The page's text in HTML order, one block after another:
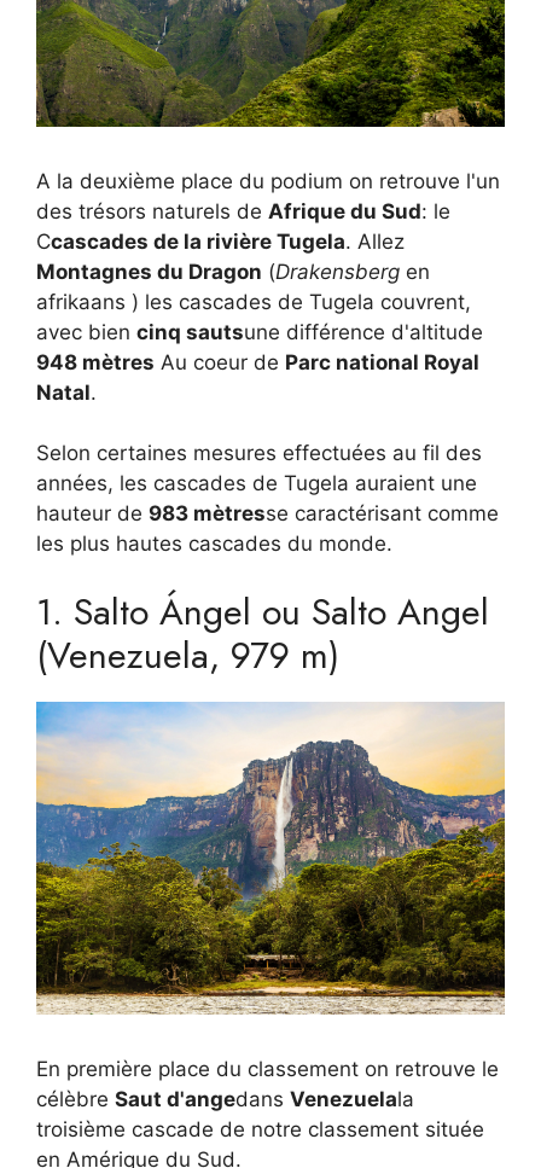
A la deuxième place du podium on retrouve l'un
des trésors naturels de Afrique du Sud: le
Ccascades de la rivière Tugela. Allez
Montagnes du Dragon (Drakensberg en
afrikaans ) les cascades de Tugela couvrent,
avec bien cinq sautsune différence d'altitude
948 mètres Au coeur de Parc national Royal
Natal.
Selon certaines mesures effectuées au fil des
années, les cascades de Tugela auraient une
hauteur de 983 mètresse caractérisant comme
les plus hautes cascades du monde.
1. Salto Ángel ou Salto Angel
(Venezuela, 979 m)
En première place du classement on retrouve le
célèbre Saut d'angedans Venezuelala
troisième cascade de notre classement située
en Amérique du Sud.